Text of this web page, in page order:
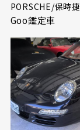
PORSCHE/保時捷
Goo鑑定車